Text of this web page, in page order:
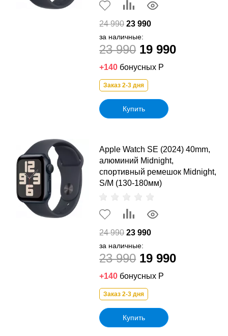
24 990 23 990
за наличные:
23 990 19 990
+140 бонусных Р
Заказ 2-3 дня
Купить
Apple Watch SE (2024) 40mm,
алюминий Midnight,
спортивный ремешок Midnight,
S/M (130-180мм)
24 990 23 990
за наличные:
23 990 19 990
+140 бонусных Р
Заказ 2-3 дня
Купить